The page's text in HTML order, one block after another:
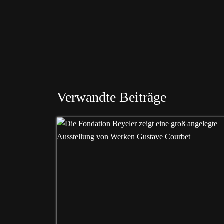
Verwandte Beiträge